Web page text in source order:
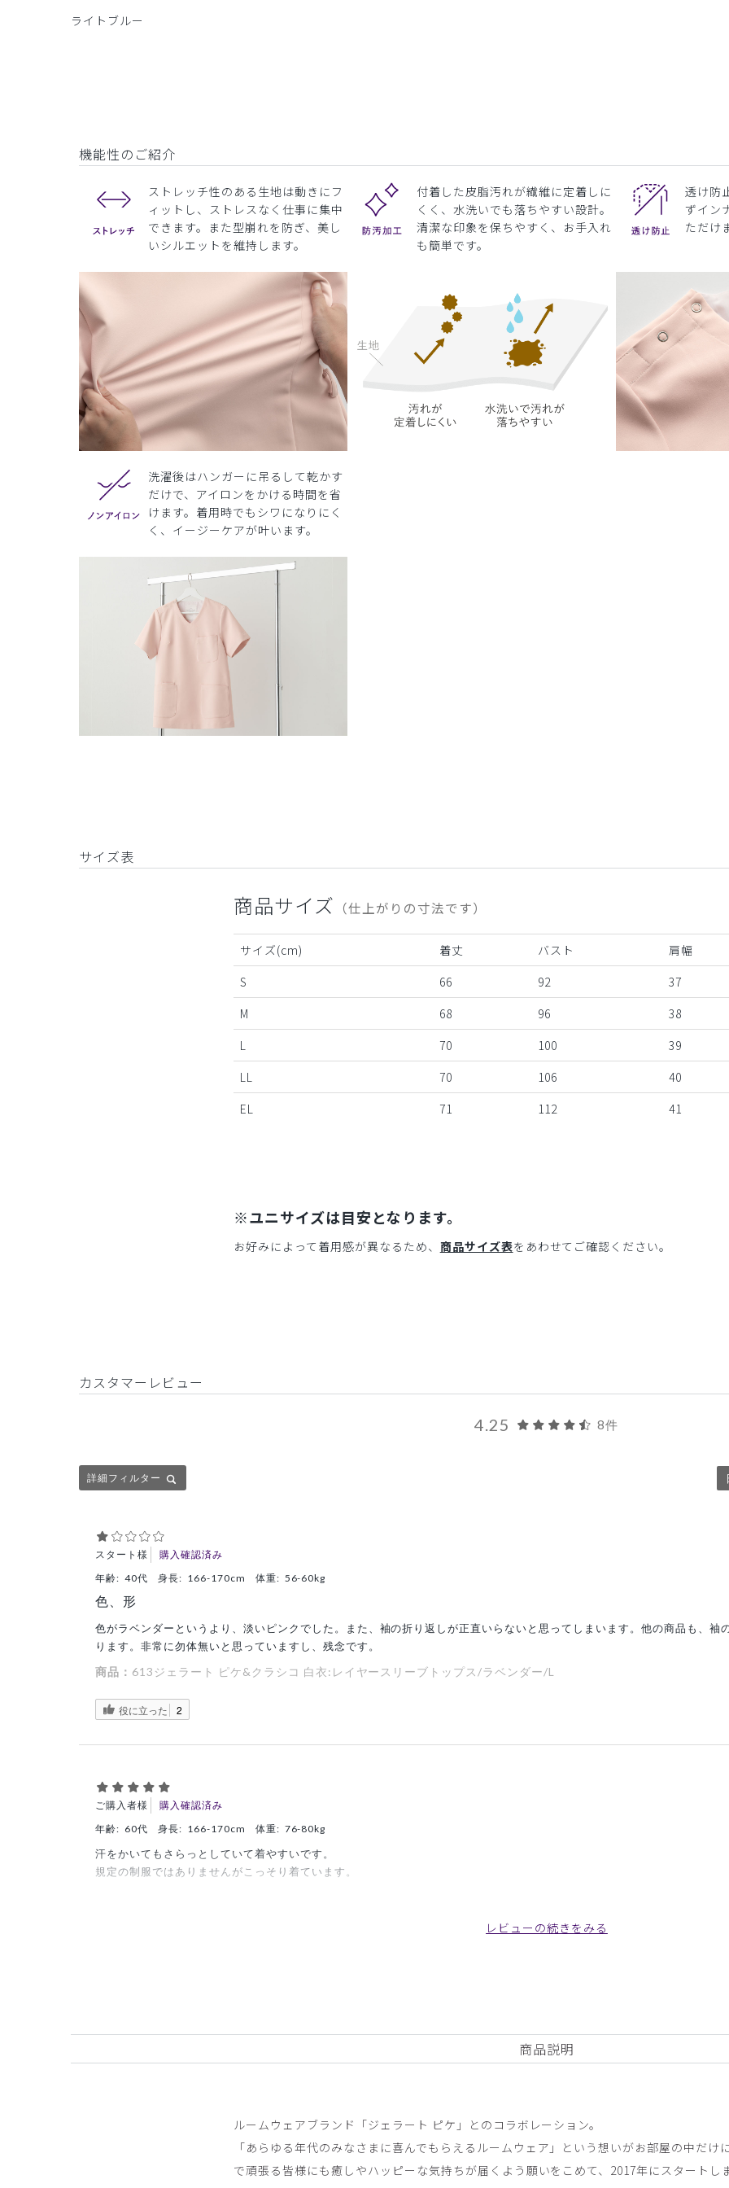
ライトブルー
機能性のご紹介
ストレッチ性のある生地は動きにフ
ィットし、ストレスなく仕事に集中
できます。また型崩れを防ぎ、美し
いシルエットを維持します。
付着した皮脂汚れが繊維に定着しに
くく、水洗いでも落ちやすい設計。
清潔な印象を保ちやすく、お手入れ
も簡単です。
透け防
ずイン
ただけ
洗濯後はハンガーに吊るして乾かす
だけで、アイロンをかける時間を省
けます。着用時でもシワになりにく
く、イージーケアが叶います。
サイズ表
商品サイズ （仕上がりの寸法です）
サイズ(cm) 着丈 バスト
肩幅
S
66 92
37
M
68 96
38
L
70 100
39
LL
70 106
40
EL
71 112 41
※ユニサイズは目安となります。
お好みによって着用感が異なるため、 商品サイズ表をあわせてご確認ください。
カスタマーレビュー
4.25 8件
詳細フィルター
スタート様
購入確認済み
年齢: 40代 身長: 166-170cm 体重: 56-60kg
色、形
色がラベンダーというより、淡いピンクでした。また、袖の折り返しが正直いらないと思ってしまいます。他の商品も、
ります。非常に勿体無いと思っていますし、残念です。
商品： 613ジェラート ピケ&クラシコ 白衣:レイヤースリーブトップス/ラベンダー/L
役に立った 2
ご購入者様
購入確認済み
年齢: 60代 身長: 166-170cm 体重: 76-80kg
汗をかいてもさらっとしていて着やすいです。
規定の制服ではありませんがこっそり着ています。
613ジェラート ピケ&クラシコ 白衣:レイヤースリーブトップス/ホワイト×ライトブルー/M
レビューの続きをみる
商品説明
ルームウェアブランド「ジェラート ピケ」とのコラボレーション。
「あらゆる年代のみなさまに喜んでもらえるルームウェア」という想いがお部屋の中だけ
で頑張る皆様にも癒しやハッピーな気持ちが届くよう願いをこめて、2017年にスタートし